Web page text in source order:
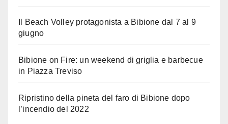
Il Beach Volley protagonista a Bibione dal 7 al 9
giugno
Bibione on Fire: un weekend di griglia e barbecue
in Piazza Treviso
Ripristino della pineta del faro di Bibione dopo
l’incendio del 2022